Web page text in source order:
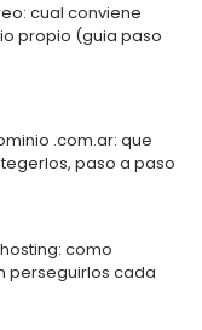
cual conviene
propio (guia paso
.com.ar: que
paso a paso
como
perseguirlos cada